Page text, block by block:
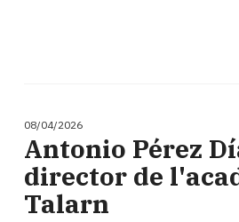
08/04/2026
Antonio Pérez
director de
Talarn